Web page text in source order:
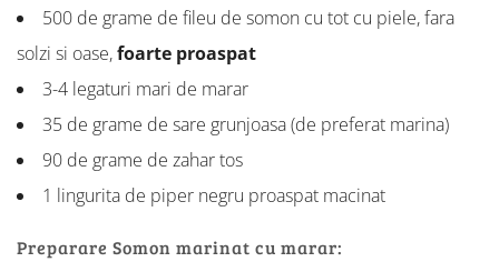
500 de grame de fileu de somon cu tot cu piele, fara
solzi si oase,foarte proaspat
3-4 legaturi mari de marar
35 de grame de sare grunjoasa (de preferat marina)
90 de grame de zahar tos
1 lingurita de piper negru proaspat macinat
Preparare Somon marinat cu marar: